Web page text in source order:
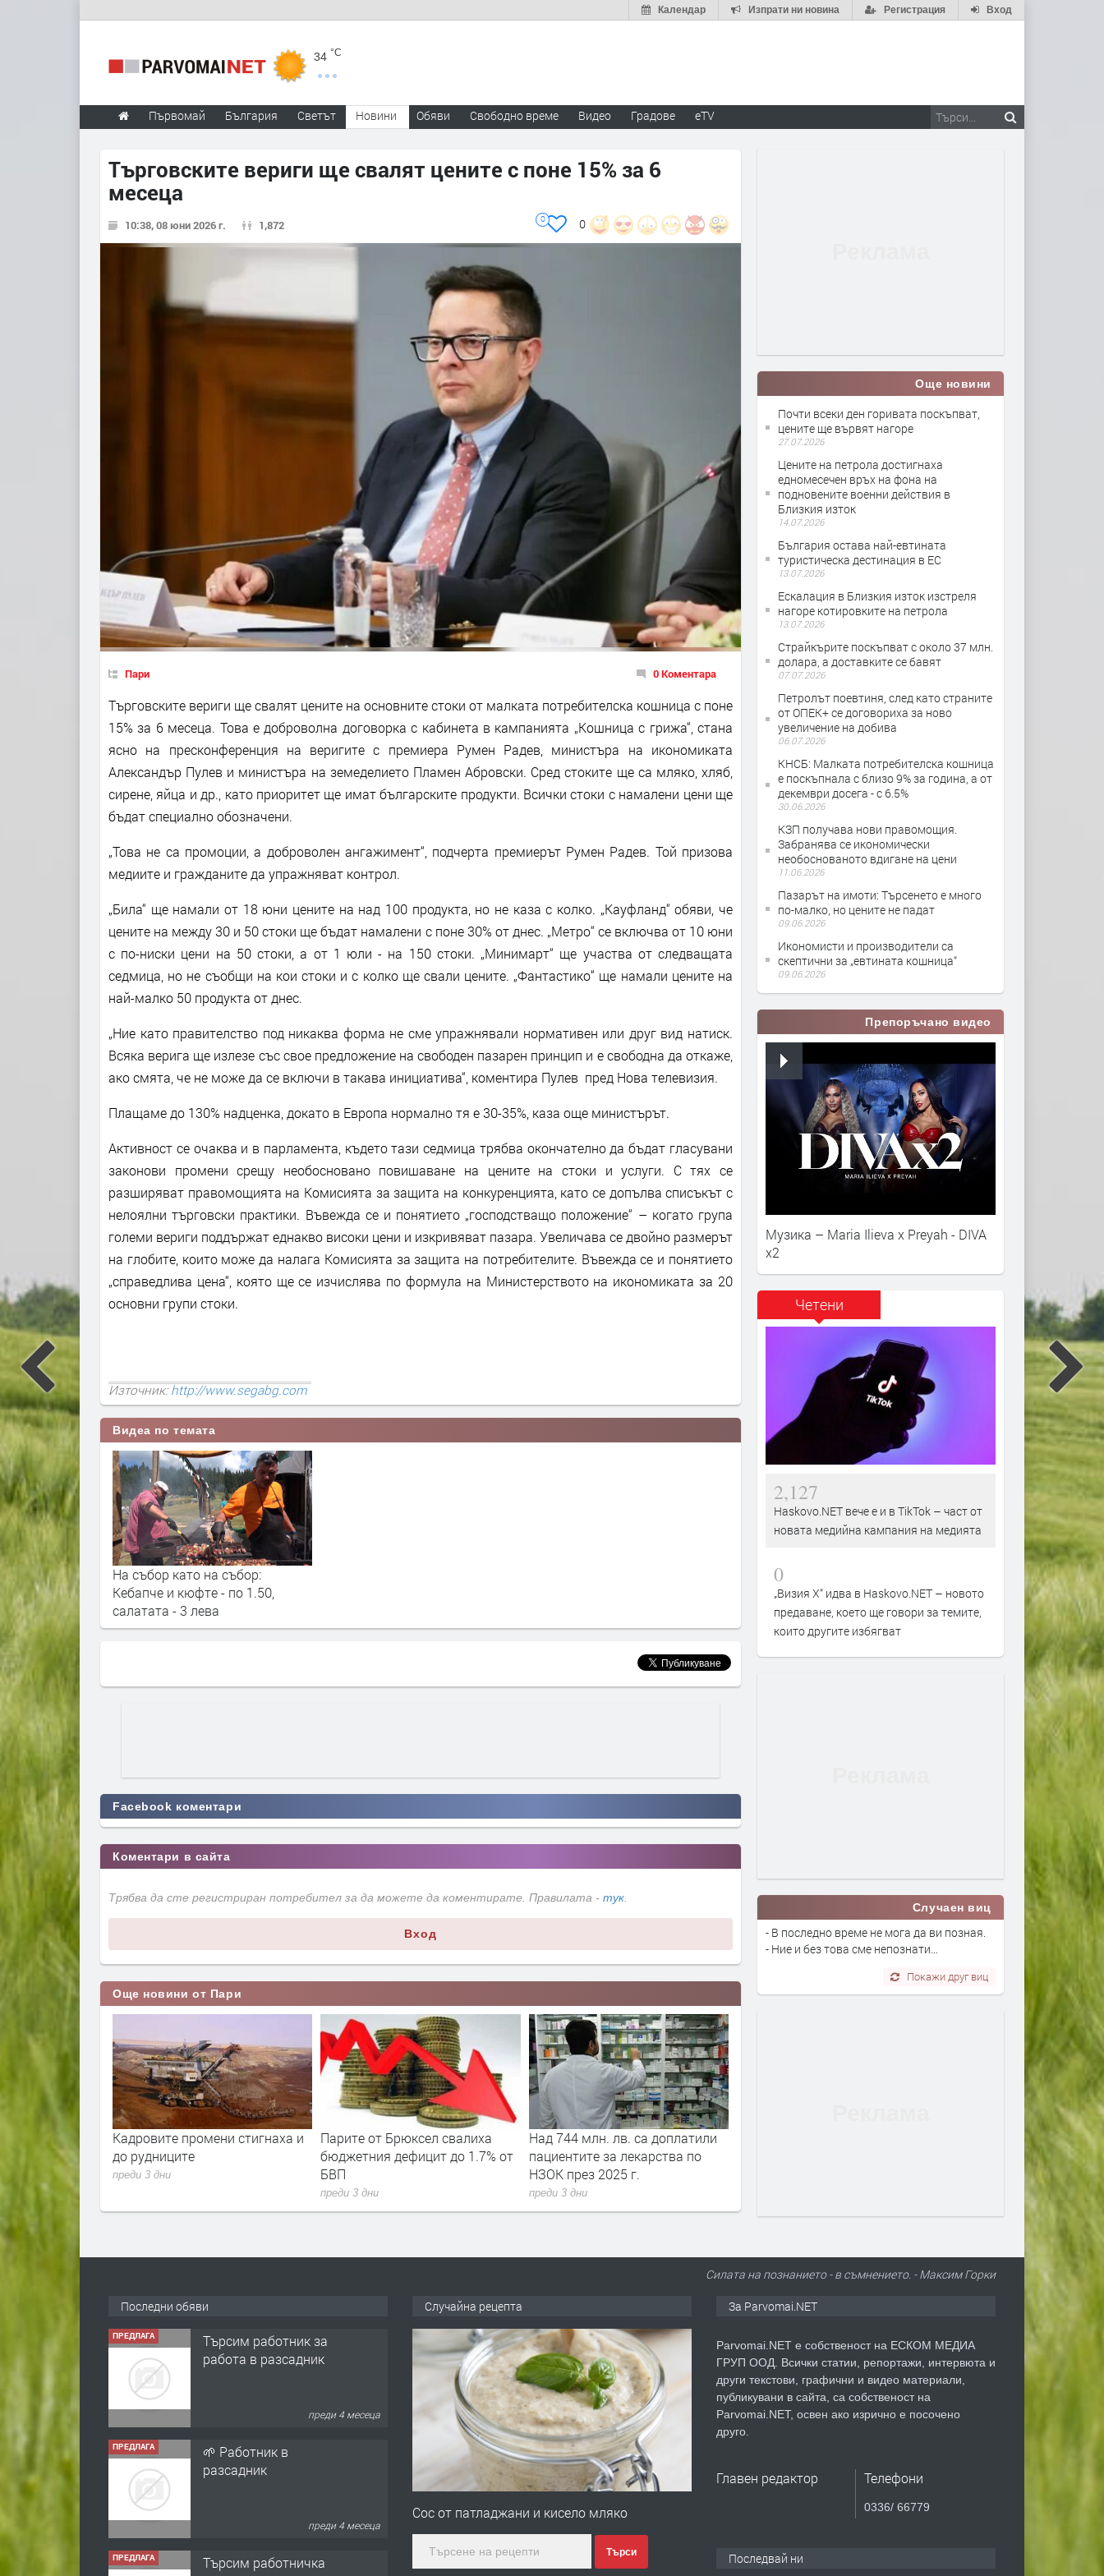
Вход
Регистрация
Изпрати ни новина
Календар
34 °C
Първомай България Светът Новини Обяви Свободно време Видео Градове eTV
Търговските вериги ще свалят цените с поне 15% за 6
месеца
10:38, 08 юни 2026 г. 1,872 0
0
Пари 0 Коментара
Търговските вериги ще свалят цените на основните стоки от малката потребителска кошница с поне
15% за 6 месеца. Това е доброволна договорка с кабинета в кампанията „Кошница с грижа“, стана
ясно на пресконференция на веригите с премиера Румен Радев, министъра на икономиката
Александър Пулев и министъра на земеделието Пламен Абровски. Сред стоките ще са мляко, хляб,
сирене, яйца и др., като приоритет ще имат българските продукти. Всички стоки с намалени цени ще
бъдат специално обозначени.
„Това не са промоции, а доброволен ангажимент“, подчерта премиерът Румен Радев. Той призова
медиите и гражданите да упражняват контрол.
„Била“ ще намали от 18 юни цените на над 100 продукта, но не каза с колко. „Кауфланд“ обяви, че
цените на между 30 и 50 стоки ще бъдат намалени с поне 30% от днес. „Метро“ се включва от 10 юни
с по-ниски цени на 50 стоки, а от 1 юли - на 150 стоки. „Минимарт“ ще участва от следващата
седмица, но не съобщи на кои стоки и с колко ще свали цените. „Фантастико“ ще намали цените на
най-малко 50 продукта от днес.
„Ние като правителство под никаква форма не сме упражнявали нормативен или друг вид натиск.
Всяка верига ще излезе със свое предложение на свободен пазарен принцип и е свободна да откаже,
ако смята, че не може да се включи в такава инициатива“, коментира Пулев пред Нова телевизия.
Плащаме до 130% надценка, докато в Европа нормално тя е 30-35%, каза още министърът.
Активност се очаква и в парламента, където тази седмица трябва окончателно да бъдат гласувани
законови промени срещу необосновано повишаване на цените на стоки и услуги. С тях се
разширяват правомощията на Комисията за защита на конкуренцията, като се допълва списъкът с
нелоялни търговски практики. Въвежда се и понятието „господстващо положение“ – когато група
големи вериги поддържат еднакво високи цени и изкривяват пазара. Увеличава се двойно размерът
на глобите, които може да налага Комисията за защита на потребителите. Въвежда се и понятието
„справедлива цена“, която ще се изчислява по формула на Министерството на икономиката за 20
основни групи стоки.
Източник:http://www.segabg.com
Видеа по темата
На събор като на събор:
Кебапче и кюфте - по 1.50,
салатата - 3 лева
Facebook коментари
Коментари в сайта
Трябва да сте регистриран потребител за да можете да коментирате. Правилата - тук.
Вход
Още новини от Пари
Кадровите промени стигнаха и
до рудниците
преди 3 дни
Парите от Брюксел свалиха
бюджетния дефицит до 1.7% от
БВП
преди 3 дни
Над 744 млн. лв. са доплатили
пациентите за лекарства по
НЗОК през 2025 г.
преди 3 дни
Дигитално евро:
е вече в нашия смартфон
Още новини
Почти всеки ден горивата поскъпват,
цените ще вървят нагоре
27.07.2026
Цените на петрола достигнаха
едномесечен връх на фона на
подновените военни действия в
Близкия изток
14.07.2026
България остава най-евтината
туристическа дестинация в ЕС
13.07.2026
Ескалация в Близкия изток изстреля
нагоре котировките на петрола
13.07.2026
Страйкърите поскъпват с около 37 млн.
долара, а доставките се бавят
07.07.2026
Петролът поевтиня, след като страните
от ОПЕК+ се договориха за ново
увеличение на добива
06.07.2026
КНСБ: Малката потребителска кошница
е поскъпнала с близо 9% за година, а от
декември досега - с 6.5%
30.06.2026
КЗП получава нови правомощия.
Забранява се икономически
необоснованото вдигане на цени
11.06.2026
Пазарът на имоти: Търсенето е много
по-малко, но цените не падат
09.06.2026
Икономисти и производители са
скептични за „евтината кошница“
09.06.2026
Препоръчано видео
Музика – Maria Ilieva x Preyah - DIVA
x2
Четени
2,127
Haskovo.NET вече е и в TikTok – част от
новата медийна кампания на медията
0
„Визия Х“ идва в Haskovo.NET – новото
предаване, което ще говори за темите,
които другите избягват
Случаен виц
- В последно време не мога да ви позная.
- Ние и без това сме непознати…
Покажи друг виц
Силата на познанието - в съмнението. - Максим Горки
Последни обяви
ПРЕДЛАГА
Търсим работник за
работа в разсадник
преди 4 месеца
ПРЕДЛАГА
🌱 Работник в
разсадник
преди 4 месеца
ПРЕДЛАГА Търсим работничка
Случайна рецепта
Сос от патладжани и кисело мляко
Търси
За Parvomai.NET
Parvomai.NET е собственост на ЕСКОМ МЕДИА
ГРУП ООД. Всички статии, репортажи, интервюта и
други текстови, графични и видео материали,
публикувани в сайта, са собственост на
Parvomai.NET, освен ако изрично е посочено
друго.
Главен редактор Телефони
0336/ 66779
Последвай ни